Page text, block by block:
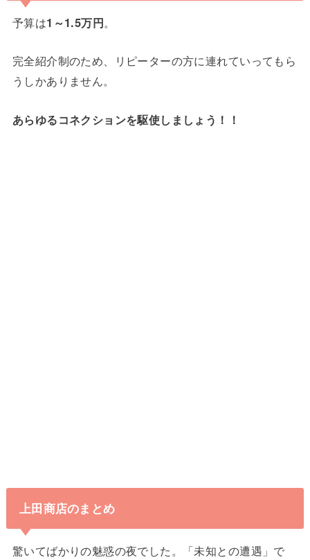
予算は1～1.5万円。
完全紹介制のため、リピーターの方に連れていってもら
うしかありません。
あらゆるコネクションを駆使しましょう！！
上田商店のまとめ
驚いてばかりの魅惑の夜でした。「未知との遭遇」で